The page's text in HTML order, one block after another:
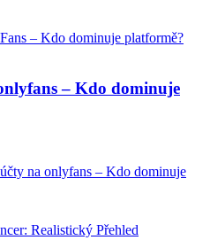
– Kdo dominuje
na onlyfans – Kdo dominuje